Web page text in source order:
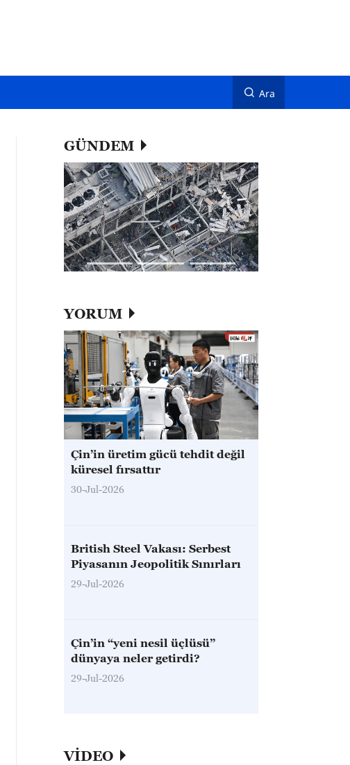
Ara
GÜNDEM
YORUM
Çin’in üretim gücü tehdit değil
küresel fırsattır
30-Jul-2026
British Steel Vakası: Serbest
Piyasanın Jeopolitik Sınırları
29-Jul-2026
Çin’in “yeni nesil üçlüsü”
dünyaya neler getirdi?
29-Jul-2026
VİDEO